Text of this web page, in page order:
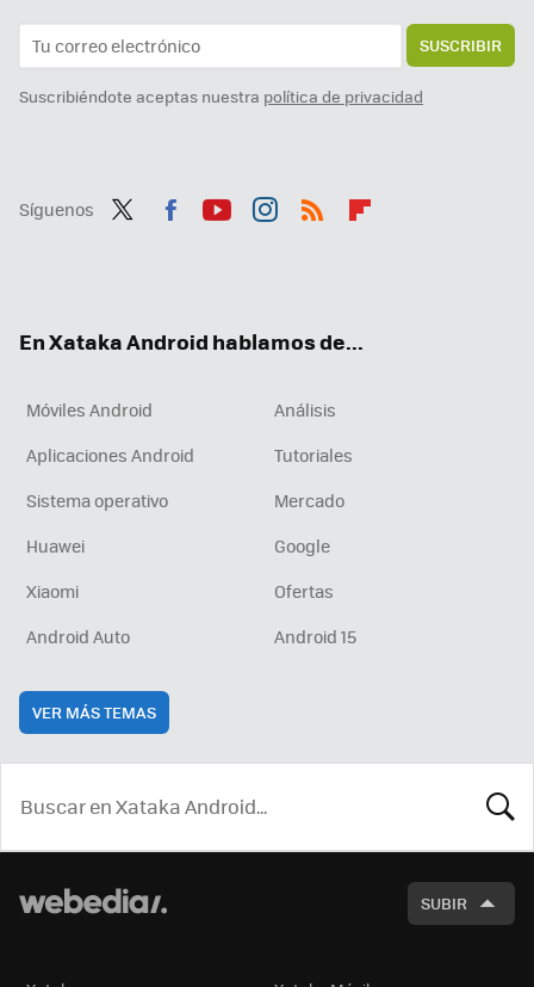
SUSCRIBIR
Suscribiéndote aceptas nuestra política de privacidad
Síguenos
En Xataka Android hablamos de...
Móviles Android
Análisis
Aplicaciones Android
Tutoriales
Sistema operativo
Mercado
Huawei
Google
Xiaomi
Ofertas
Android Auto
Android 15
VER MÁS TEMAS
SUBIR